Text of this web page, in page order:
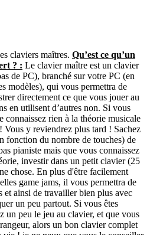
claviers maîtres. Qu’est ce qu’un
? : Le clavier maître est un clavier
de PC), branché sur votre PC (en
qui vous permettra de
directement ce que vous jouer au
en utilisent d’autres non. Si vous
connaissez rien à la théorie musicale
Vous y reviendrez plus tard ! Sachez
fonction du nombre de touches) de
pianiste mais que vous connaissez
investir dans un petit clavier (25
chose. En plus d'être facilement
game jams, il vous permettra de
et ainsi de travailler bien plus avec
un peu partout. Si vous êtes
un peu le jeu au clavier, et que vous
alors un bon clavier complet